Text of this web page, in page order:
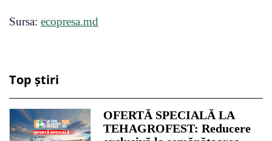
Sursa: ecopresa.md
Top știri
OFERTĂ SPECIALĂ LA
TEHAGROFEST: Reducere